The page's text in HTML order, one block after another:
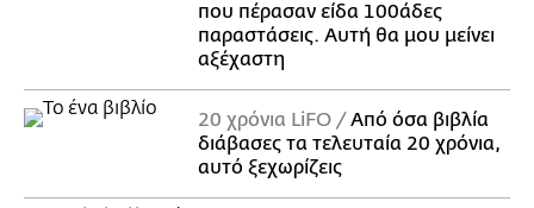
που πέρασαν είδα 100άδες
παραστάσεις. Αυτή θα μου μείνει
αξέχαστη
20 χρόνια LiFO
Από όσα βιβλία
διάβασες τα τελευταία 20 χρόνια,
αυτό ξεχωρίζεις